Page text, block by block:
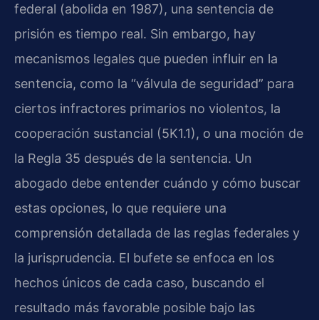
federal (abolida en 1987), una sentencia de
prisión es tiempo real. Sin embargo, hay
mecanismos legales que pueden influir en la
sentencia, como la “válvula de seguridad” para
ciertos infractores primarios no violentos, la
cooperación sustancial (5K1.1), o una moción de
la Regla 35 después de la sentencia. Un
abogado debe entender cuándo y cómo buscar
estas opciones, lo que requiere una
comprensión detallada de las reglas federales y
la jurisprudencia. El bufete se enfoca en los
hechos únicos de cada caso, buscando el
resultado más favorable posible bajo las